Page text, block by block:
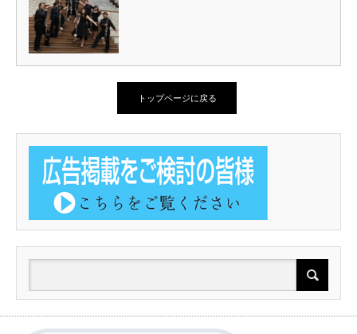
トップページに戻る